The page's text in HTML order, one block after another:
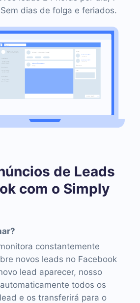
dias de folga e feriados.
de Leads
com o Simply
constantemente
novos leads no Facebook
lead aparecer, nosso
todos os
e os transferirá para o